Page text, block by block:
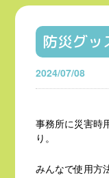
防災グッ
2024/07/08
事務所に災害時
り。
みんなで使用方